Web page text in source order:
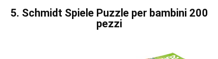
5. Schmidt Spiele Puzzle per bambini 200
pezzi